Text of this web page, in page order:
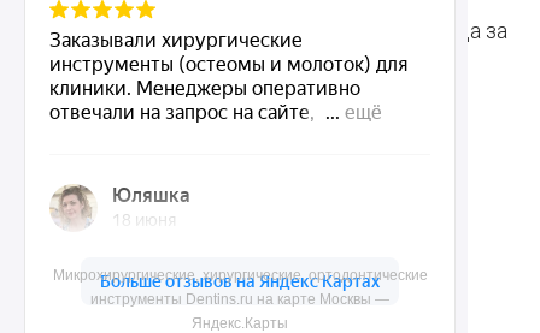
Микрохирургические, хирургические, ортодонтические
инструменты Dentins.ru на карте Москвы —
Яндекс.Карты
Терапевтические
инструменты
Ортопедические
Средства для ухода за
полостью рта
Зубным техникам
Dentins.ru